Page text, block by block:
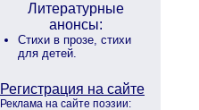
Литературные
анонсы:
Стихи в прозе, стихи
для детей.
Регистрация на сайте
Реклама на сайте поэзии: